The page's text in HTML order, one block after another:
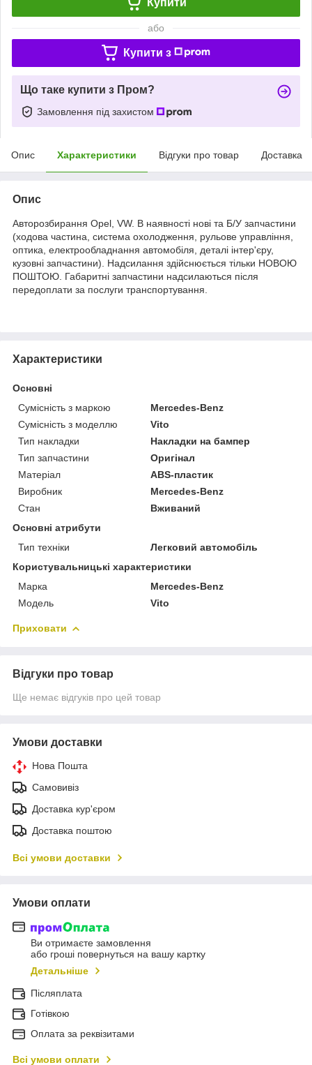
або
Купити з
Що таке купити з Пром?
Замовлення під захистом
Опис Характеристики Відгуки про товар Доставка
Опис
Авторозбирання Opel, VW. В наявності нові та Б/У запчастини
(ходова частина, система охолодження, рульове управління,
оптика, електрообладнання автомобіля, деталі інтер'єру,
кузовні запчастини). Надсилання здійснюється тільки НОВОЮ
ПОШТОЮ. Габаритні запчастини надсилаються після
передоплати за послуги транспортування.
Характеристики
Основні
Сумісність з маркою
Mercedes-Benz
Сумісність з моделлю
Vito
Тип накладки
Накладки на бампер
Тип запчастини
Оригінал
Матеріал
ABS-пластик
Виробник
Mercedes-Benz
Стан
Вживаний
Основні атрибути
Тип техніки
Легковий автомобіль
Користувальницькі характеристики
Марка
Mercedes-Benz
Модель
Vito
Приховати
Відгуки про товар
Ще немає відгуків про цей товар
Умови доставки
Нова Пошта
Самовивіз
Доставка кур'єром
Доставка поштою
Всі умови доставки
Умови оплати
Ви отримаєте замовлення
або гроші повернуться на вашу картку
Детальніше
Післяплата
Готівкою
Оплата за реквізитами
Всі умови оплати